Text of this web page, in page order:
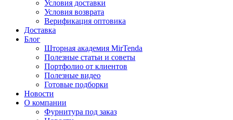
Условия доставки
Условия возврата
Верификация оптовика
Доставка
Блог
Шторная академия MirTenda
Полезные статьи и советы
Портфолио от клиентов
Полезные видео
Готовые подборки
Новости
О компании
Фурнитура под заказ